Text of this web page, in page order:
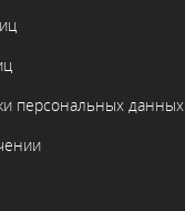
персональных данных